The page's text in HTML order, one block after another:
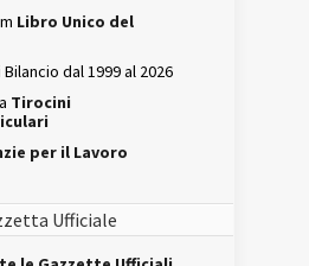
Libro Unico del
dal 1999 al 2026
Tirocini
per il Lavoro
Ufficiale